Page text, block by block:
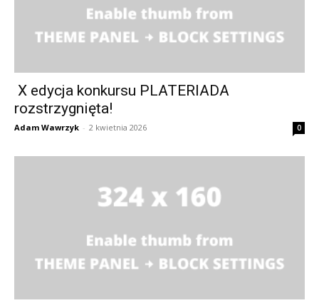
X edycja konkursu PLATERIADA
rozstrzygnięta!
Adam Wawrzyk - 2 kwietnia 2026 0